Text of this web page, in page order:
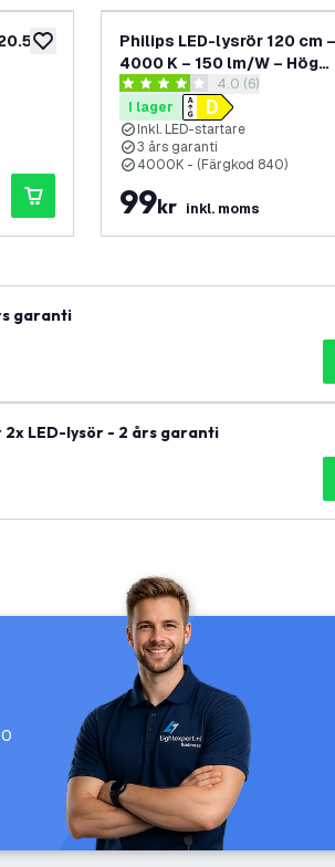
lägg till i önskelistan
W
Philips LED-lysrör 120 cm
4000 K – 150 lm/W – Hög
effektivitetöppna
4 stjärnbetyg 4.0 (6)
I lager
Inkl. LED-startare
3 års garanti
4000K - (Färgkod 840)
99kr inkl. moms
garanti
LED-lysör - 2 års garanti